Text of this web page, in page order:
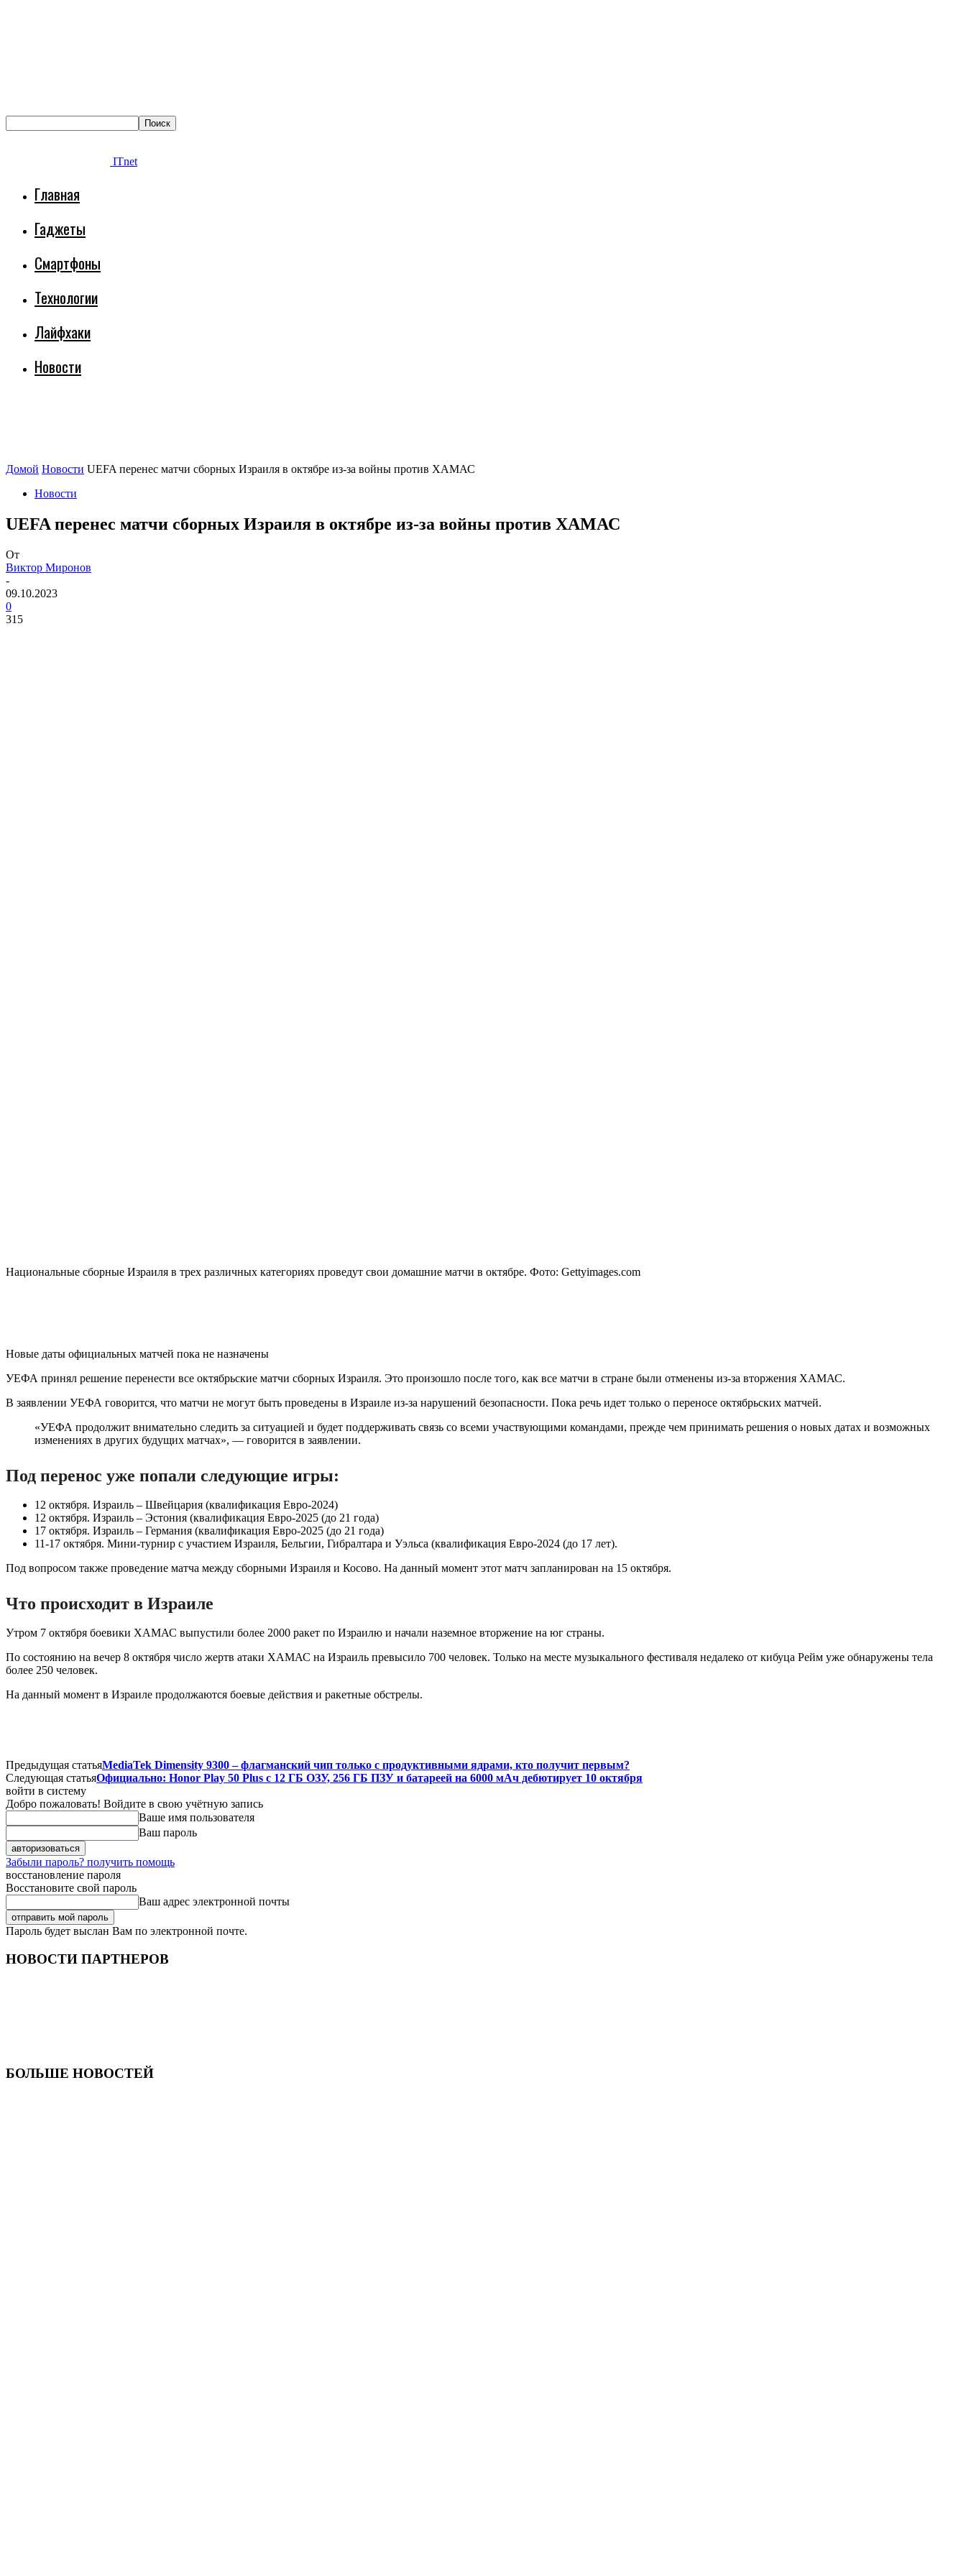
ITnet
Главная
Гаджеты
Смартфоны
Технологии
Лайфхаки
Новости
Домой Новости UEFA перенес матчи сборных Израиля в октябре из-за войны против ХАМАС
Новости
UEFA перенес матчи сборных Израиля в октябре из-за войны против ХАМАС
От
Виктор Миронов
-
09.10.2023
0
315
Национальные сборные Израиля в трех различных категориях проведут свои домашние матчи в октябре. Фото: Gettyimages.com
Новые даты официальных матчей пока не назначены
УЕФА принял решение перенести все октябрьские матчи сборных Израиля. Это произошло после того, как все матчи в стране были отменены из-за вторжения ХАМАС.
В заявлении УЕФА говорится, что матчи не могут быть проведены в Израиле из-за нарушений безопасности. Пока речь идет только о переносе октябрьских матчей.
«УЕФА продолжит внимательно следить за ситуацией и будет поддерживать связь со всеми участвующими командами, прежде чем принимать решения о новых датах и ​​возможных
изменениях в других будущих матчах», — говорится в заявлении.
Под перенос уже попали следующие игры:
12 октября. Израиль – Швейцария (квалификация Евро-2024)
12 октября. Израиль – Эстония (квалификация Евро-2025 (до 21 года)
17 октября. Израиль – Германия (квалификация Евро-2025 (до 21 года)
11-17 октября. Мини-турнир с участием Израиля, Бельгии, Гибралтара и Уэльса (квалификация Евро-2024 (до 17 лет).
Под вопросом также проведение матча между сборными Израиля и Косово. На данный момент этот матч запланирован на 15 октября.
Что происходит в Израиле
Утром 7 октября боевики ХАМАС выпустили более 2000 ракет по Израилю и начали наземное вторжение на юг страны.
По состоянию на вечер 8 октября число жертв атаки ХАМАС на Израиль превысило 700 человек. Только на месте музыкального фестиваля недалеко от кибуца Рейм уже обнаружены тела
более 250 человек.
На данный момент в Израиле продолжаются боевые действия и ракетные обстрелы.
Предыдущая статьяMediaTek Dimensity 9300 – флагманский чип только с продуктивными ядрами, кто получит первым?
Следующая статьяОфициально: Honor Play 50 Plus с 12 ГБ ОЗУ, 256 ГБ ПЗУ и батареей на 6000 мАч дебютирует 10 октября
войти в систему
Добро пожаловать! Войдите в свою учётную запись
Ваше имя пользователя
Ваш пароль
Забыли пароль? получить помощь
восстановление пароля
Восстановите свой пароль
Ваш адрес электронной почты
Пароль будет выслан Вам по электронной почте.
НОВОСТИ ПАРТНЕРОВ
БОЛЬШЕ НОВОСТЕЙ